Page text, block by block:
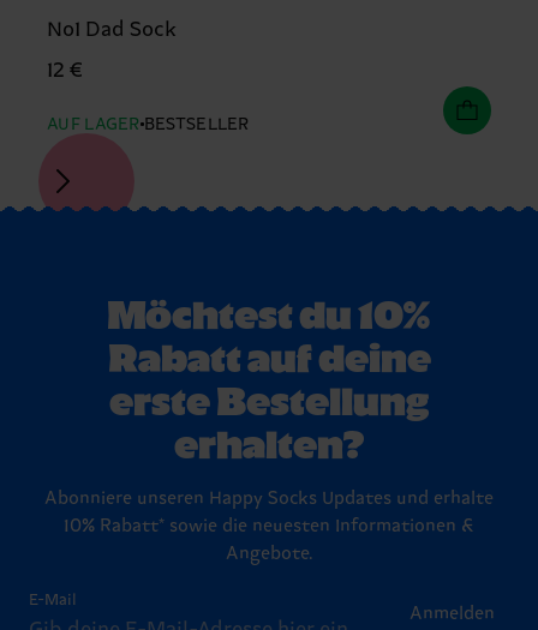
No1 Dad Sock
12 €
AUF LAGER BESTSELLER
Möchtest du 10%
Rabatt auf deine
erste Bestellung
erhalten?
Abonniere unseren Happy Socks Updates und erhalte
10% Rabatt* sowie die neuesten Informationen &
Angebote.
E-Mail
Anmelden